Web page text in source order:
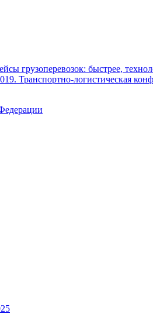
грузоперевозок: быстрее,
Транспортно-логистическая